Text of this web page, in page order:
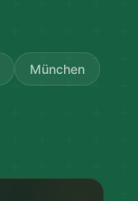
München